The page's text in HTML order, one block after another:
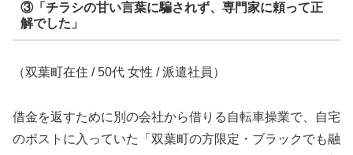
③「チラシの甘い言葉に騙されず、専門家に頼って正
解でした」
（双葉町在住 / 50代 女性 / 派遣社員）
借金を返すために別の会社から借りる自転車操業で、自宅
のポストに入っていた「双葉町の方限定・ブラックでも融